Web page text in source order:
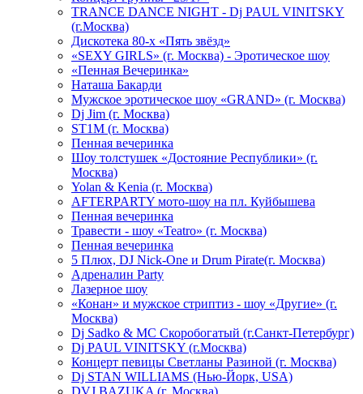
TRANCE DANCE NIGHT - Dj PAUL VINITSKY
(г.Москва)
Дискотека 80-х «Пять звёзд»
«SEXY GIRLS» (г. Москва) - Эротическое шоу
«Пенная Вечеринка»
Hаташа Бакарди
Мужское эротическое шоу «GRAND» (г. Москва)
Dj Jim (г. Москва)
ST1M (г. Москва)
Пенная вечеринка
Шоу толстушек «Достояние Республики» (г.
Москва)
Yolan & Kenia (г. Москва)
AFTERPARTY мото-шоу на пл. Куйбышева
Пенная вечеринка
Травести - шоу «Teatro» (г. Москва)
Пенная вечеринка
5 Плюх, DJ Nick-One и Drum Pirate(г. Москва)
Адреналин Party
Лазерное шоу
«Конан» и мужское стриптиз - шоу «Другие» (г.
Москва)
Dj Sadko & МС Скоробогатый (г.Санкт-Петербург)
Dj PAUL VINITSKY (г.Москва)
Концерт певицы Светланы Разиной (г. Москва)
Dj STAN WILLIAMS (Нью-Йорк, USA)
DVJ BAZUKA (г. Москва)